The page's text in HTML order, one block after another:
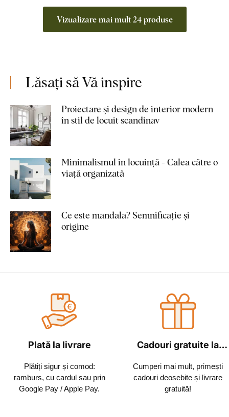
Vizualizare mai mult 24 produse
Lăsați să Vă inspire
Proiectare și design de interior modern
în stil de locuit scandinav
Minimalismul în locuință - Calea către o
viață organizată
Ce este mandala? Semnificație și
origine
Plată la livrare
Plătiți sigur și comod:
ramburs, cu cardul sau prin
Google Pay / Apple Pay.
Cadouri gratuite la
Cumperi mai mult, primești
cadouri deosebite și livrare
gratuită!